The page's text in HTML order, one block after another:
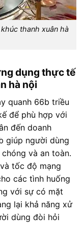
thanh xuân hà
dụng thực tế
hà nội
quanh 66b triều
để phù hợp với
đến doanh
giúp người dùng
và an toàn.
tốc độ mạng
các tình huống
với sự có mặt
lại khả năng xử
dùng đòi hỏi